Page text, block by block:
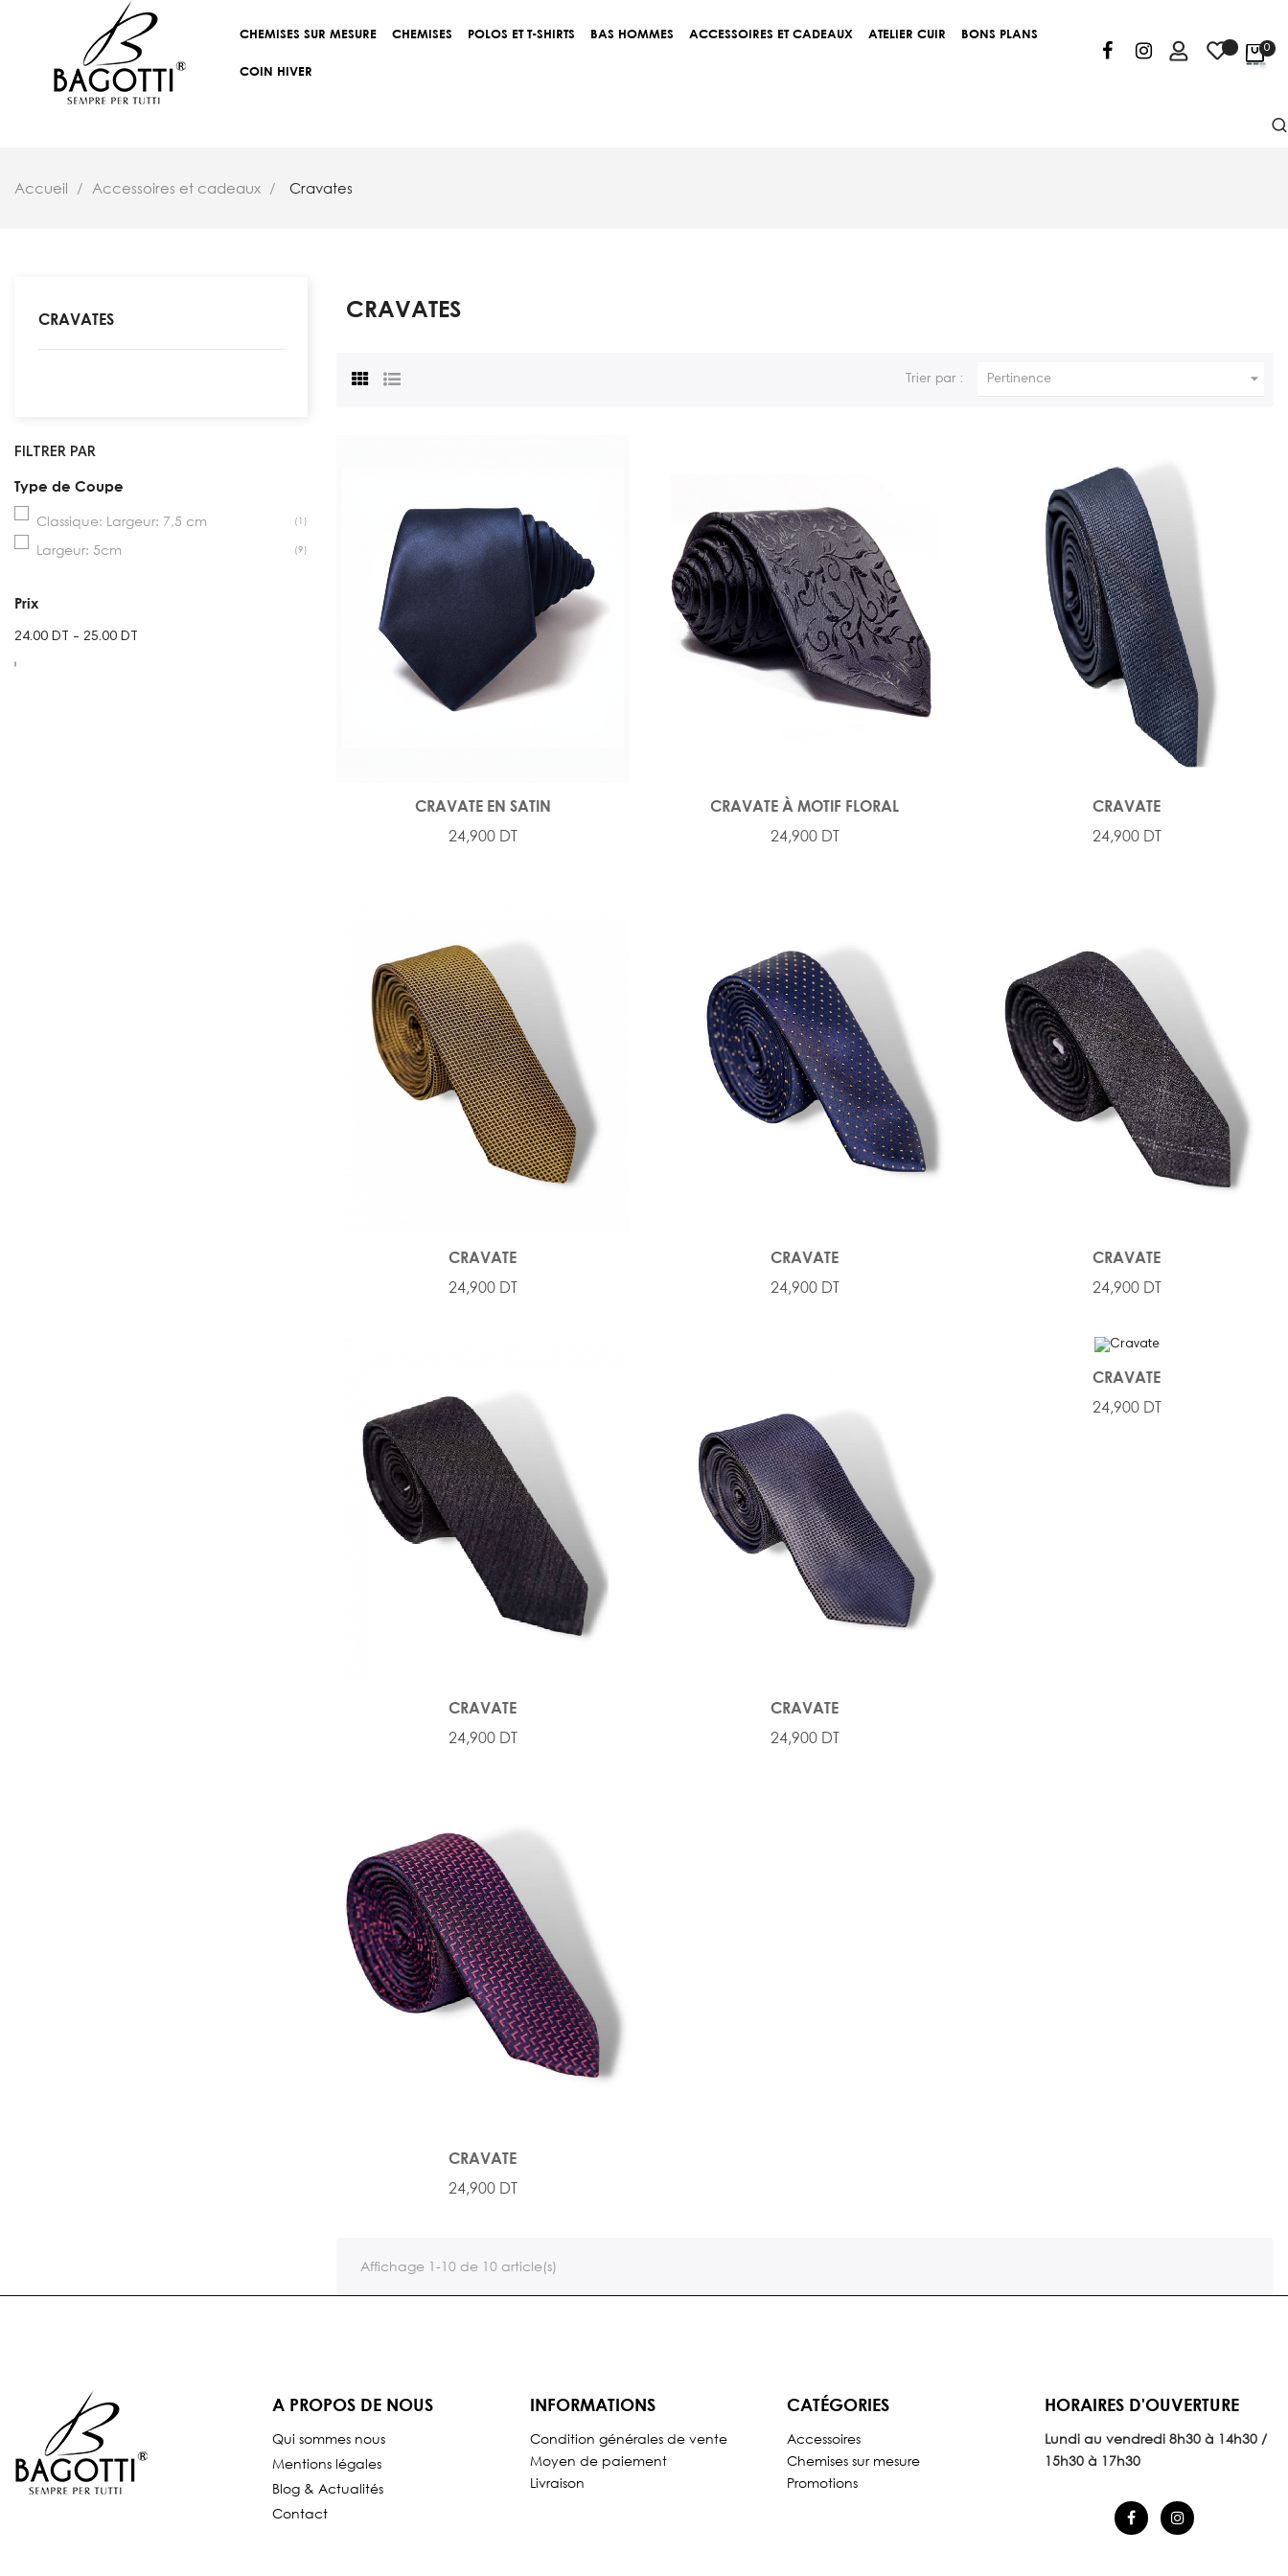
CHEMISES SUR MESURE CHEMISES POLOS ET T-SHIRTS BAS HOMMES ACCESSOIRES ET CADEAUX ATELIER CUIR BONS PLANS
COIN HIVER
0
Accueil Accessoires et cadeaux Cravates
CRAVATES
FILTRER PAR
Type de Coupe
Classique: Largeur: 7,5 cm (1)
Largeur: 5cm (9)
Prix
24.00 DT - 25.00 DT
CRAVATES
Trier par : Pertinence 
CRAVATE EN SATIN
24,900 DT
CRAVATE À MOTIF FLORAL
24,900 DT
CRAVATE
24,900 DT
CRAVATE
24,900 DT
CRAVATE
24,900 DT
CRAVATE
24,900 DT
CRAVATE
24,900 DT
CRAVATE
24,900 DT
CRAVATE
24,900 DT
CRAVATE
24,900 DT
Affichage 1-10 de 10 article(s)
A PROPOS DE NOUS
Qui sommes nous
Mentions légales
Blog & Actualités
Contact
INFORMATIONS
Condition générales de vente
Moyen de paiement
Livraison
CATÉGORIES
Accessoires
Chemises sur mesure
Promotions
HORAIRES D'OUVERTURE
Lundi au vendredi 8h30 à 14h30 /
15h30 à 17h30